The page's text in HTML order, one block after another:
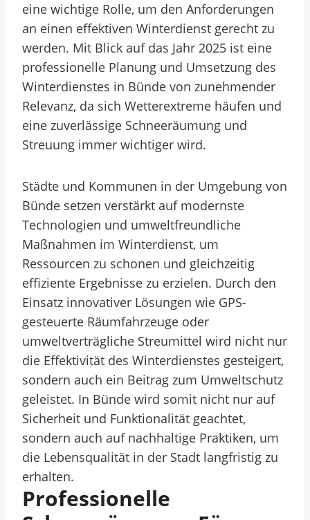
eine wichtige Rolle, um den Anforderungen
an einen effektiven Winterdienst gerecht zu
werden. Mit Blick auf das Jahr 2025 ist eine
professionelle Planung und Umsetzung des
Winterdienstes in Bünde von zunehmender
Relevanz, da sich Wetterextreme häufen und
eine zuverlässige Schneeräumung und
Streuung immer wichtiger wird.
Städte und Kommunen in der Umgebung von
Bünde setzen verstärkt auf modernste
Technologien und umweltfreundliche
Maßnahmen im Winterdienst, um
Ressourcen zu schonen und gleichzeitig
effiziente Ergebnisse zu erzielen. Durch den
Einsatz innovativer Lösungen wie GPS-
gesteuerte Räumfahrzeuge oder
umweltverträgliche Streumittel wird nicht nur
die Effektivität des Winterdienstes gesteigert,
sondern auch ein Beitrag zum Umweltschutz
geleistet. In Bünde wird somit nicht nur auf
Sicherheit und Funktionalität geachtet,
sondern auch auf nachhaltige Praktiken, um
die Lebensqualität in der Stadt langfristig zu
erhalten.
Professionelle